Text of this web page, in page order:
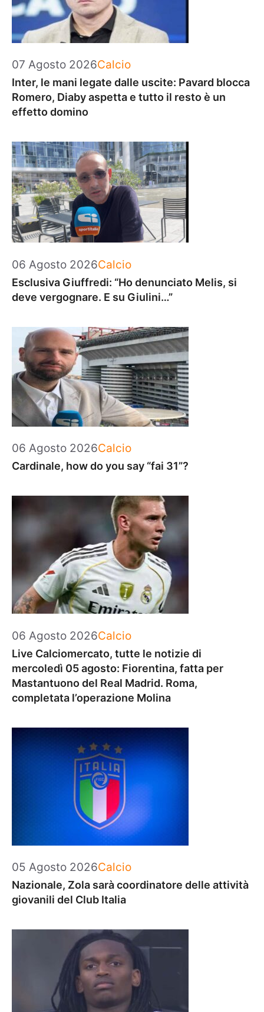
07 Agosto 2026Categorie
Calcio
Inter, le mani legate dalle uscite: Pavard blocca
Romero, Diaby aspetta e tutto il resto è un
effetto domino
06 Agosto 2026Categorie
Calcio
Esclusiva Giuffredi: “Ho denunciato Melis, si
deve vergognare. E su Giulini…”
06 Agosto 2026Categorie
Calcio
Cardinale, how do you say “fai 31”?
06 Agosto 2026Categorie
Calcio
Live Calciomercato, tutte le notizie di
mercoledì 05 agosto: Fiorentina, fatta per
Mastantuono del Real Madrid. Roma,
completata l’operazione Molina
05 Agosto 2026Categorie
Calcio
Nazionale, Zola sarà coordinatore delle attività
giovanili del Club Italia